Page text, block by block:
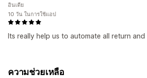
Its really help us to automate all return
อินเดีย
10 วัน ในการใช้แอป
ความช่วยเหลือ